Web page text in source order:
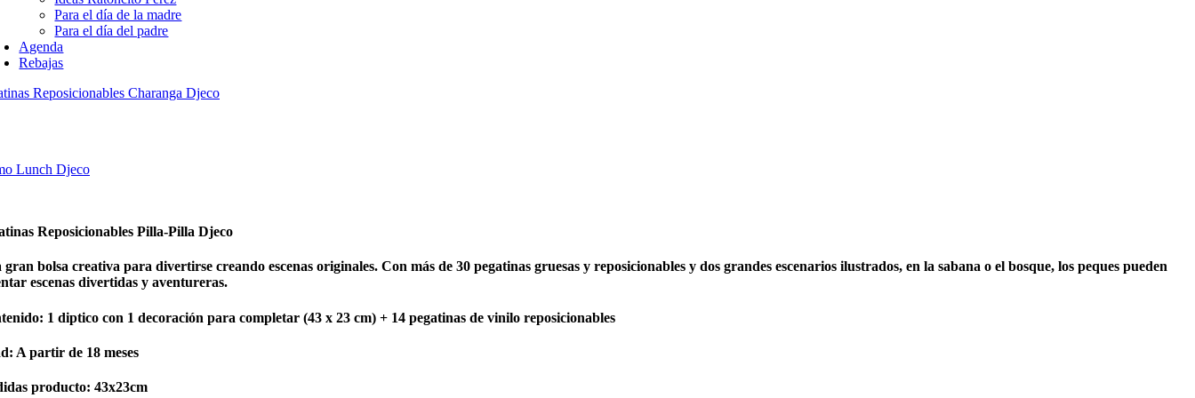
Para el día de la madre
Para el día del padre
Agenda
Rebajas
Reposicionables Charanga Djeco
Lunch Djeco
Reposicionables Pilla-Pilla Djeco
gran bolsa creativa para divertirse creando escenas originales. Con más de 30 pegatinas gruesas y reposicionables y dos grandes escenarios ilustrados, en la sabana o el bosque, los peques pueden
escenas divertidas y aventureras.
1 diptico con 1 decoración para completar (43 x 23 cm) + 14 pegatinas de vinilo reposicionables
A partir de 18 meses
producto: 43x23cm